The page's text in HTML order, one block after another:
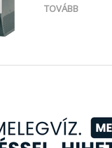
TOVÁBB